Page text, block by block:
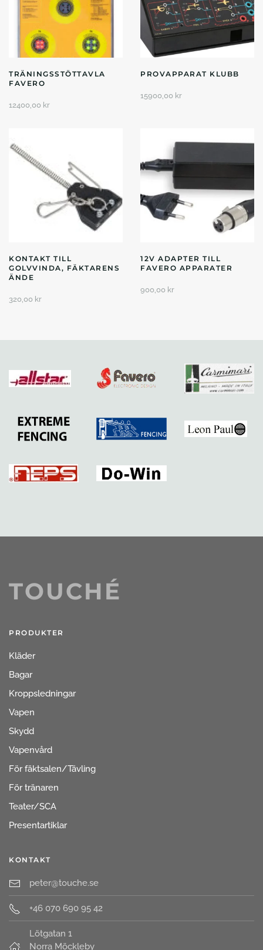
TRÄNINGSSTÖTTAVLA
FAVERO
12400,00 kr
PROVAPPARAT KLUBB
15900,00 kr
KONTAKT TILL
GOLVVINDA, FÄKTARENS
ÄNDE
320,00 kr
12V ADAPTER TILL
FAVERO APPARATER
900,00 kr
TOUCHÉ
PRODUKTER
Kläder
Bagar
Kroppsledningar
Vapen
Skydd
Vapenvård
För fäktsalen/Tävling
För tränaren
Teater/SCA
Presentartiklar
KONTAKT
peter@touche.se
+46 070 690 95 42
Lötgatan 1
Norra Möckleby